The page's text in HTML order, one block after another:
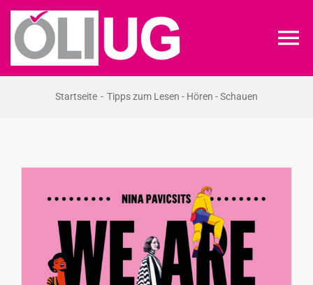
Zum
Inhalt
springen
VERANSTALTUNGEN
Startseite Tipps zum Lesen - Hören - Schauen